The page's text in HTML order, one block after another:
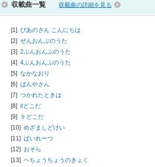
収載曲一覧 収載曲の詳細を見る
[1] ぴあのさん こんにちは
[2] ぜんおんぷのうた
[3] 2ぶんおんぷのうた
[4] 4ぶんおんぷのうた
[5] なかなおり
[6] ぱんやさん
[7] つかれたときは
[8] ♯どこだ
[9]
♭どこだ
[10] めざましどけい
[11] ぱいれーつ
[12] おそら
[13] ヘちょうちょうのきょく